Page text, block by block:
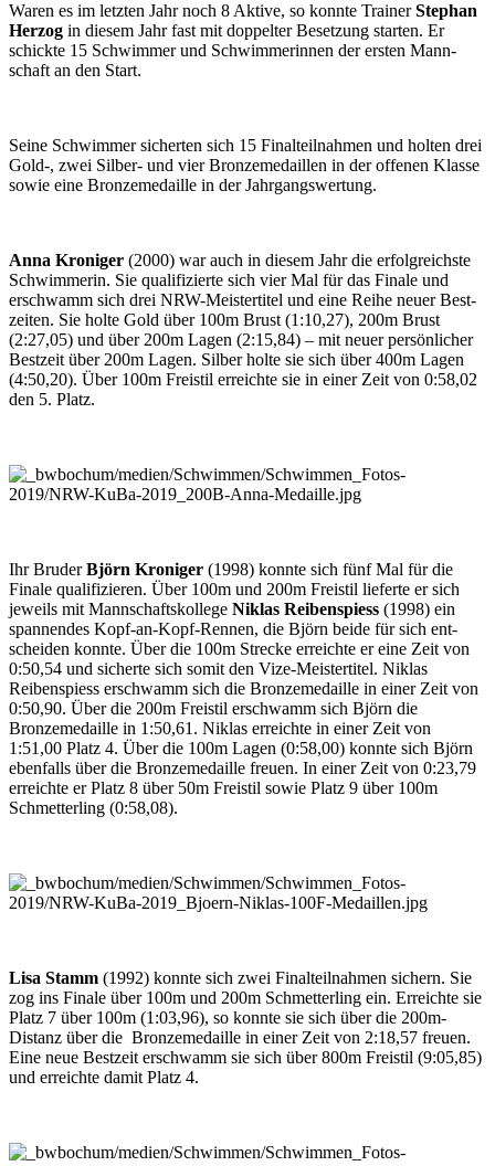
Waren es im letzten Jahr noch 8 Aktive, so konnte TrainerStephan
Herzog in diesem Jahr fast mit doppelter Besetzung starten. Er
schickte 15 Schwimmer und Schwimmerinnen der ersten Mann­
schaft an den Start.
Seine Schwimmer sicherten sich 15 Final­teilnahmen und holten drei
Gold-, zwei Silber- und vier Bronze­medaillen in der offenen Klasse
sowie eine Bronze­medaille in der Jahr­gangs­wertung.
Anna Kroniger (2000) war auch in diesem Jahr die erfolg­reichste
Schwimmerin. Sie qualifizierte sich vier Mal für das Finale und
erschwamm sich drei NRW-Meister­titel und eine Reihe neuer Best­
zeiten. Sie holte Gold über 100m Brust (1:10,27), 200m Brust
(2:27,05) und über 200m Lagen (2:15,84) – mit neuer persönlicher
Best­zeit über 200m Lagen. Silber holte sie sich über 400m Lagen
(4:50,20). Über 100m Freistil erreichte sie in einer Zeit von 0:58,02
den 5. Platz.
Ihr BruderBjörn Kroniger (1998) konnte sich fünf Mal für die
Finale quali­fizieren. Über 100m und 200m Frei­stil lieferte er sich
jeweils mit Mann­schafts­kollege Niklas Reiben­spiess (1998) ein
spannendes Kopf-an-Kopf-Rennen, die Björn beide für sich ent­
scheiden konnte. Über die 100m Strecke erreichte er eine Zeit von
0:50,54 und sicherte sich somit den Vize-Meistertitel. Niklas
Reibenspiess erschwamm sich die Bronzemedaille in einer Zeit von
0:50,90. Über die 200m Freistil erschwamm sich Björn die
Bronzemedaille in 1:50,61. Niklas erreichte in einer Zeit von
1:51,00 Platz 4. Über die 100m Lagen (0:58,00) konnte sich Björn
eben­falls über die Bronze­medaille freuen. In einer Zeit von 0:23,79
erreichte er Platz 8 über 50m Freistil sowie Platz 9 über 100m
Schmetterling (0:58,08).
Lisa Stamm (1992) konnte sich zwei Final­teil­nahmen sichern. Sie
zog ins Finale über 100m und 200m Schmetterling ein. Erreichte sie
Platz 7 über 100m (1:03,96), so konnte sie sich über die 200m-
Distanz über die Bronze­medaille in einer Zeit von 2:18,57 freuen.
Eine neue Bestzeit erschwamm sie sich über 800m Frei­stil (9:05,85)
und erreichte damit Platz 4.